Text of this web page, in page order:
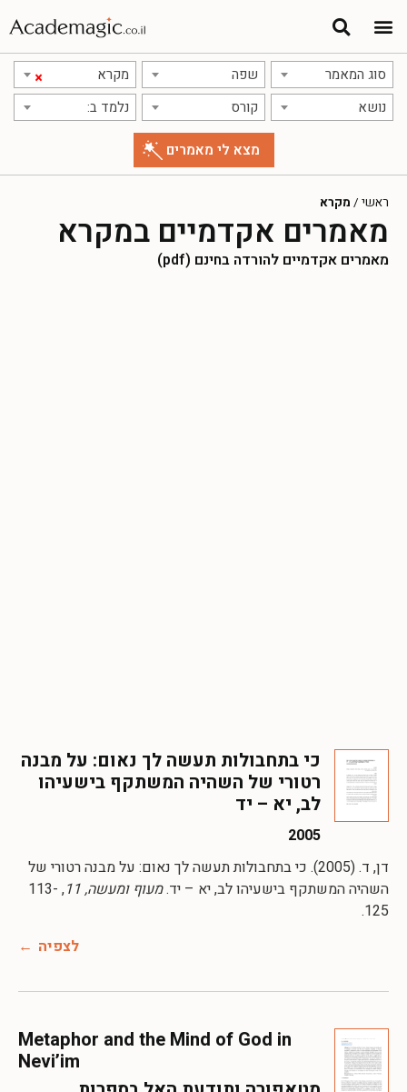
סוג המאמר שפה ×
מקרא
נושא
קורס נלמד ב:
ראשי / מקרא
מאמרים אקדמיים במקרא
מאמרים אקדמיים להורדה בחינם (pdf)
כי בתחבולות תעשה לך נאום: על מבנה
רטורי של השהיה המשתקף בישעיהו
לב, יא – יד
2005
דן, ד. (2005). כי בתחבולות תעשה לך נאום: על מבנה רטורי של
השהיה המשתקף בישעיהו לב, יא – יד.מעוף ומעשה, 11
, 113-
125.
לצפיה
Metaphor and the Mind of God in
Nevi’im